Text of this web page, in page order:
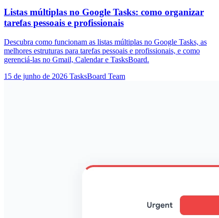
Listas múltiplas no Google Tasks: como organizar
tarefas pessoais e profissionais
Descubra como funcionam as listas múltiplas no Google Tasks, as
melhores estruturas para tarefas pessoais e profissionais, e como
gerenciá-las no Gmail, Calendar e TasksBoard.
15 de junho de 2026 TasksBoard Team